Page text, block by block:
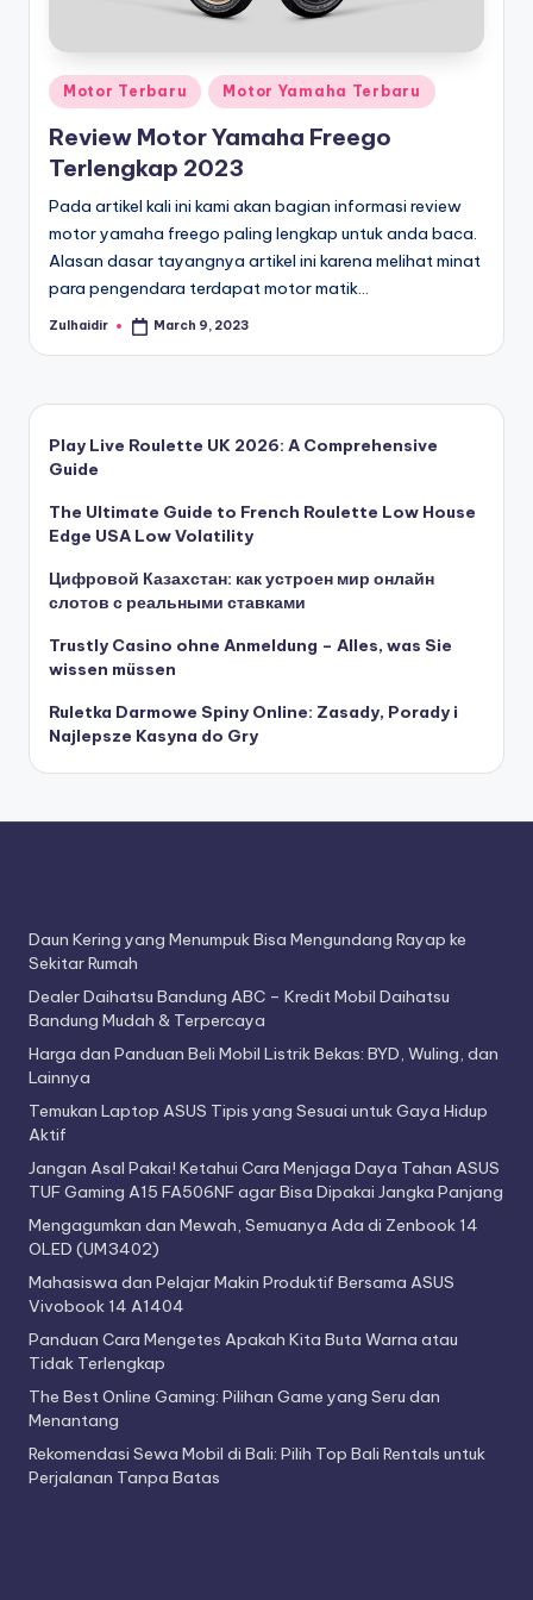
f
o
m
a
si
d
a
n
e
ri
t
a
O
o
m
o
f
ban
dan
suku
cadang
honda,
yamaha,
suzuki
yang
Posted
in
Motor Terbaru Motor Yamaha Terbaru
Review Motor Yamaha Freego
Terlengkap 2023
Pada artikel kali ini kami akan bagian informasi review
motor yamaha freego paling lengkap untuk anda baca.
Alasan dasar tayangnya artikel ini karena melihat minat
para pengendara terdapat motor matik…
Posted
Zulhaidir March 9, 2023
Play Live Roulette UK 2026: A Comprehensive
Guide
The Ultimate Guide to French Roulette Low House
Edge USA Low Volatility
Цифровой Казахстан: как устроен мир онлайн
слотов с реальными ставками
Trustly Casino ohne Anmeldung – Alles, was Sie
wissen müssen
Ruletka Darmowe Spiny Online: Zasady, Porady i
Najlepsze Kasyna do Gry
Daun Kering yang Menumpuk Bisa Mengundang Rayap ke
Sekitar Rumah
Dealer Daihatsu Bandung ABC – Kredit Mobil Daihatsu
Bandung Mudah & Terpercaya
Harga dan Panduan Beli Mobil Listrik Bekas: BYD, Wuling, dan
Lainnya
Temukan Laptop ASUS Tipis yang Sesuai untuk Gaya Hidup
Aktif
Jangan Asal Pakai! Ketahui Cara Menjaga Daya Tahan ASUS
TUF Gaming A15 FA506NF agar Bisa Dipakai Jangka Panjang
Mengagumkan dan Mewah, Semuanya Ada di Zenbook 14
OLED (UM3402)
Mahasiswa dan Pelajar Makin Produktif Bersama ASUS
Vivobook 14 A1404
Panduan Cara Mengetes Apakah Kita Buta Warna atau
Tidak Terlengkap
The Best Online Gaming: Pilihan Game yang Seru dan
Menantang
Rekomendasi Sewa Mobil di Bali: Pilih Top Bali Rentals untuk
Perjalanan Tanpa Batas